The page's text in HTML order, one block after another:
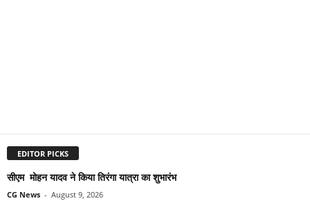
EDITOR PICKS
सीएम मोहन यादव ने किया तिरंगा यात्रा का शुभारंभ
CG News - August 9, 2026